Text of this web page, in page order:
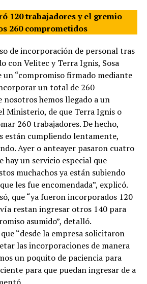
120 trabajadores y el gremio
260 comprometidos
de incorporación de personal tras
con Velitec y Terra Ignis, Sosa
un “compromiso firmado mediante
un total de 260
nosotros hemos llegado a un
Ministerio, de que Terra Ignis o
260 trabajadores. De hecho,
están cumpliendo lentamente,
Ayer o anteayer pasaron cuatro
hay un servicio especial que
muchachos ya están subiendo
les fue encomendada”, explicó.
que “ya fueron incorporados 120
restan ingresar otros 140 para
asumido”, detalló.
“desde la empresa solicitaron
las incorporaciones de manera
un poquito de paciencia para
para que puedan ingresar de a